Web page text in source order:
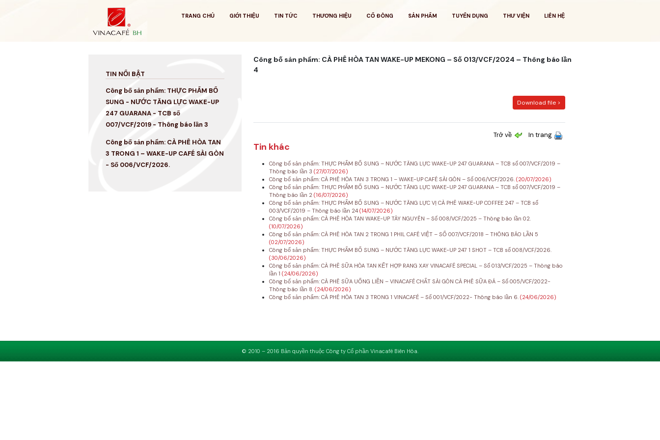
TRANG CHỦ GIỚI THIỆU TIN TỨC THƯƠNG HIỆU CỔ ĐÔNG SẢN PHẨM TUYỂN DỤNG THƯ VIỆN LIÊN HỆ
TIN NỔI BẬT
Công bố sản phẩm: THỰC PHẨM BỔ
SUNG - NƯỚC TĂNG LỰC WAKE-UP
247 GUARANA - TCB số
007/VCF/2019 - Thông báo lần 3
Công bố sản phẩm: CÀ PHÊ HÒA TAN
3 TRONG 1 – WAKE-UP CAFÉ SÀI GÒN
- Số 006/VCF/2026.
Công bố sản phẩm: CÀ PHÊ HÒA TAN WAKE-UP MEKONG – Số 013/VCF/2024 – Thông báo lần
4
Download file >
Trở về In trang
Tin khác
Công bố sản phẩm: THỰC PHẨM BỔ SUNG – NƯỚC TĂNG LỰC WAKE-UP 247 GUARANA – TCB số 007/VCF/2019 –
Thông báo lần 3 (27/07/2026)
Công bố sản phẩm: CÀ PHÊ HÒA TAN 3 TRONG 1 – WAKE-UP CAFÉ SÀI GÒN – Số 006/VCF/2026. (20/07/2026)
Công bố sản phẩm: THỰC PHẨM BỔ SUNG – NƯỚC TĂNG LỰC WAKE-UP 247 GUARANA – TCB số 007/VCF/2019 –
Thông báo lần 2 (16/07/2026)
Công bố sản phẩm: THỰC PHẨM BỔ SUNG – NƯỚC TĂNG LỰC VỊ CÀ PHÊ WAKE-UP COFFEE 247 – TCB số
003/VCF/2019 – Thông báo lần 24 (14/07/2026)
Công bố sản phẩm: CÀ PHÊ HÒA TAN WAKE-UP TÂY NGUYÊN – Số 008/VCF/2025 – Thông báo lần 02.
(10/07/2026)
Công bố sản phẩm: CÀ PHÊ HÒA TAN 2 TRONG 1 PHIL CAFÉ VIỆT – SỐ 007/VCF/2018 – THÔNG BÁO LẦN 5
(02/07/2026)
Công bố sản phẩm: THỰC PHẨM BỔ SUNG – NƯỚC TĂNG LỰC WAKE-UP 247 1 SHOT – TCB số 008/VCF/2026.
(30/06/2026)
Công bố sản phẩm: CÀ PHÊ SỮA HÒA TAN KẾT HỢP RANG XAY VINACAFÉ SPECIAL – Số 013/VCF/2025 – Thông báo
lần 1 (24/06/2026)
Công bố sản phẩm: CÀ PHÊ SỮA UỐNG LIỀN – VINACAFÉ CHẤT SÀI GÒN CÀ PHÊ SỮA ĐÁ – Số 005/VCF/2022-
Thông báo lần 8. (24/06/2026)
Công bố sản phẩm: CÀ PHÊ HÒA TAN 3 TRONG 1 VINACAFÉ – Số 001/VCF/2022- Thông báo lần 6. (24/06/2026)
© 2010 – 2016 Bản quyền thuộc Công ty Cổ phần Vinacafé Biên Hòa.